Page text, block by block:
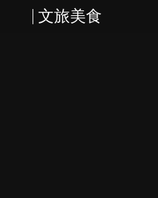
文旅美食